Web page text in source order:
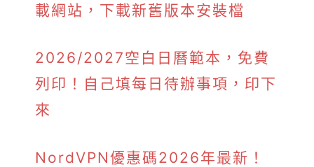
載網站，下載新舊版本安裝檔
2026/2027空白日曆範本，免費
列印！自己填每日待辦事項，印下
來
NordVPN優惠碼2026年最新！